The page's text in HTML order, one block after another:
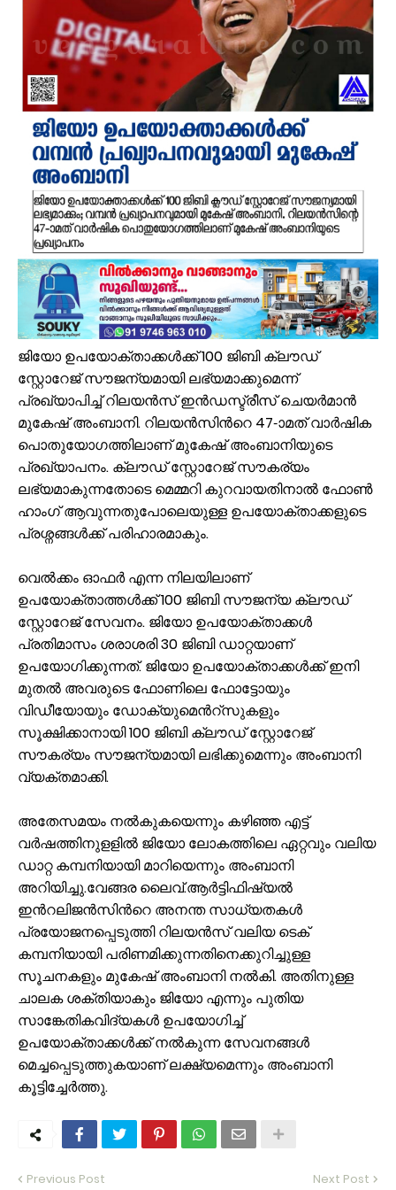
സംവരണ നിയമനങ്ങളിൽ സ്പെഷ്യൽ റിക്രൂട്ട്മെന്റ് നടത്തണം:
ഇൻഫാന്റിനോക്കെതിരെ അവിശ്വാസ പ്രമേയ നീക്കവുമായി
എസ്.എം.സർവർ മെഗാ ഉറുദു ക്വിസ് മത്സരം സമാപിച്ചു
ഒതുക്കുങ്ങൽ ഗവൺമെന്റ് ഹയർ സെക്കന്ററി സ്കൂളിന് പ്രത്യേക
വേങ്ങര ടൗൺ പൗരസമിതി ഫുട്ബോൾ പ്രവചന മത്സരം: വിജയിക്ക്
ശിഹാബ് തങ്ങളെ അനുസ്മരിച്ച് പി.കെ. കുഞ്ഞാലിക്കുട്ടി
മലപ്പുറം ജില്ലയില്‍ ശക്തമായ മഴ; 4 ക്യാമ്പുകള്‍ തുറന്നു
വേങ്ങര ബോയ്സ് സ്കൂൾ മുൻ പ്യൂൺ തങ്കപ്പൻ ടി.വി നിര്യാതനായി
അതിശക്തമായ മഴ തുടരും; എട്ട് ജില്ലകളിൽ റെഡ് അലർട്ട്
മൊബൈല്‍ ഉപയോക്താക്കള്‍ക്ക് തിരിച്ചടി; നിരക്കുകള്‍ വീണ്ടും
ജിയോ ഉപയോക്താക്കള്‍ക്ക് 100 ജിബി ക്ലൗഡ്
സ്റ്റോറേജ് സൗജന്യമായി ലഭ്യമാക്കുമെന്ന്
പ്രഖ്യാപിച്ച് റിലയന്‍സ് ഇന്‍ഡസ്ട്രീസ് ചെയര്‍മാന്‍
മുകേഷ് അംബാനി. റിലയന്‍സിന്‍റെ 47-ാമത് വാര്‍ഷിക
പൊതുയോഗത്തിലാണ് മുകേഷ് അംബാനിയുടെ
പ്രഖ്യാപനം. ക്ലൗഡ് സ്റ്റോറേജ് സൗകര്യം
ലഭ്യമാകുന്നതോടെ മെമ്മറി കുറവായതിനാല്‍ ഫോണ്‍
ഹാംഗ് ആവുന്നതുപോലെയുള്ള ഉപയോക്താക്കളുടെ
പ്രശ്നങ്ങൾക്ക് പരിഹാരമാകും.
വെല്‍ക്കം ഓഫര്‍ എന്ന നിലയിലാണ്
ഉപയോക്താത്തള്‍ക്ക് 100 ജിബി സൗജന്യ ക്ലൗഡ്
സ്റ്റോറേജ് സേവനം. ജിയോ ഉപയോക്താക്കള്‍
പ്രതിമാസം ശരാശരി 30 ജിബി ഡാറ്റയാണ്
ഉപയോഗിക്കുന്നത്. ജിയോ ഉപയോക്താക്കള്‍ക്ക് ഇനി
മുതല്‍ അവരുടെ ഫോണിലെ ഫോട്ടോയും
വിഡീയോയും ഡോക്യുമെന്‍റ്സുകളും
സൂക്ഷിക്കാനായി 100 ജിബി ക്ലൗഡ് സ്റ്റോറേജ്
സൗകര്യം സൗജന്യമായി ലഭിക്കുമെന്നും അംബാനി
വ്യക്തമാക്കി.
അതേസമയം നല്‍കുകയെന്നും കഴിഞ്ഞ എട്ട്
വര്‍ഷത്തിനുളളില്‍ ജിയോ ലോകത്തിലെ ഏറ്റവും വലിയ
ഡാറ്റ കമ്പനിയായി മാറിയെന്നും അംബാനി
അറിയിച്ചു.വേങ്ങര ലൈവ്.ആര്‍ട്ടിഫിഷ്യല്‍
ഇന്‍റലിജന്‍സിന്‍റെ അനന്ത സാധ്യതകള്‍
പ്രയോജനപ്പെടുത്തി റിലയന്‍സ് വലിയ ടെക്
കമ്പനിയായി പരിണമിക്കുന്നതിനെക്കുറിച്ചുള്ള
സൂചനകളും മുകേഷ് അംബാനി നല്‍കി. അതിനുള്ള
ചാലക ശക്തിയാകും ജിയോ എന്നും പുതിയ
സാങ്കേതികവിദ്യകള്‍ ഉപയോഗിച്ച്
ഉപയോക്താക്കൾക്ക് നല്‍കുന്ന സേവനങ്ങള്‍
മെച്ചപ്പെടുത്തുകയാണ് ലക്ഷ്യമെന്നും അംബാനി
കൂട്ടിച്ചേർത്തു.
Previous Post Next Post